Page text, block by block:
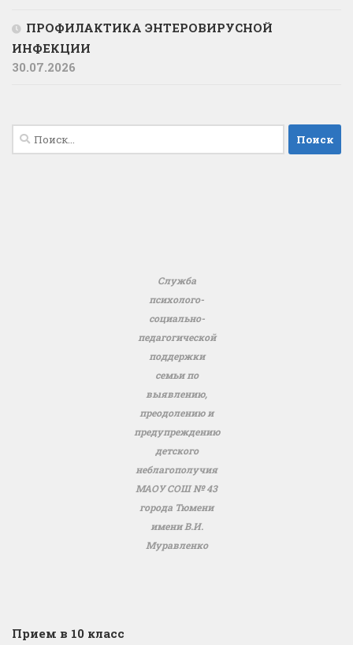
ПРОФИЛАКТИКА ЭНТЕРОВИРУСНОЙ
ИНФЕКЦИИ
30.07.2026
Найти:
Служба
психолого-
социально-
педагогической
поддержки
семьи по
выявлению,
преодолению и
предупреждению
детского
неблагополучия
МАОУ СОШ № 43
города Тюмени
имени В.И.
Муравленко
Прием в 10 класс